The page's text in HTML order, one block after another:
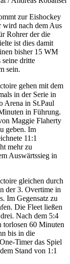
zur Eishockey
wird nach dem Aus
Rohrer der die
ist dies damit
bisher 15 WM
dritte
sein.
gehen mit dem
in der Serie in
Arena in St.Paul
in Führung.
Maggie Flaherty
geben. Im
11:1
mehr zu
Auswärtssieg in
gleichen durch
der 3. Overtime in
Im Gegensatz zu
Die Fleet ließen
Nach dem 5:4
torlosen 60 Minuten
bis in die
Timer das Spiel
Stand von 1:1